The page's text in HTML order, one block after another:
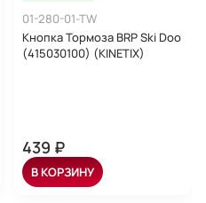
01-280-01-TW
Кнопка Тормоза BRP Ski Doo
(415030100) (KINETIX)
439 ₽
В КОРЗИНУ